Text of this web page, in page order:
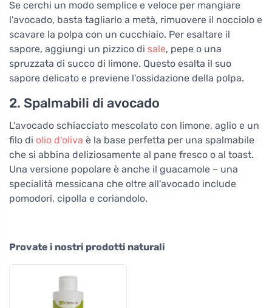
Se cerchi un modo semplice e veloce per mangiare
l'avocado, basta tagliarlo a metà, rimuovere il nocciolo e
scavare la polpa con un cucchiaio. Per esaltare il
sapore, aggiungi un pizzico di sale, pepe o una
spruzzata di succo di limone. Questo esalta il suo
sapore delicato e previene l'ossidazione della polpa.
2. Spalmabili di avocado
L'avocado schiacciato mescolato con limone, aglio e un
filo di olio d'oliva è la base perfetta per una spalmabile
che si abbina deliziosamente al pane fresco o al toast.
Una versione popolare è anche il guacamole – una
specialità messicana che oltre all'avocado include
pomodori, cipolla e coriandolo.
Provate i nostri prodotti naturali